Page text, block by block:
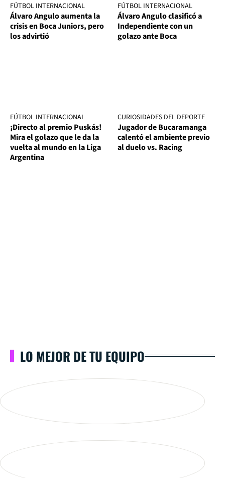
FÚTBOL INTERNACIONAL
Álvaro Angulo aumenta la
crisis en Boca Juniors, pero
los advirtió
FÚTBOL INTERNACIONAL
Álvaro Angulo clasificó a
Independiente con un
golazo ante Boca
FÚTBOL INTERNACIONAL
¡Directo al premio Puskás!
Mira el golazo que le da la
vuelta al mundo en la Liga
Argentina
CURIOSIDADES DEL DEPORTE
Jugador de Bucaramanga
calentó el ambiente previo
al duelo vs. Racing
LO MEJOR DE TU EQUIPO